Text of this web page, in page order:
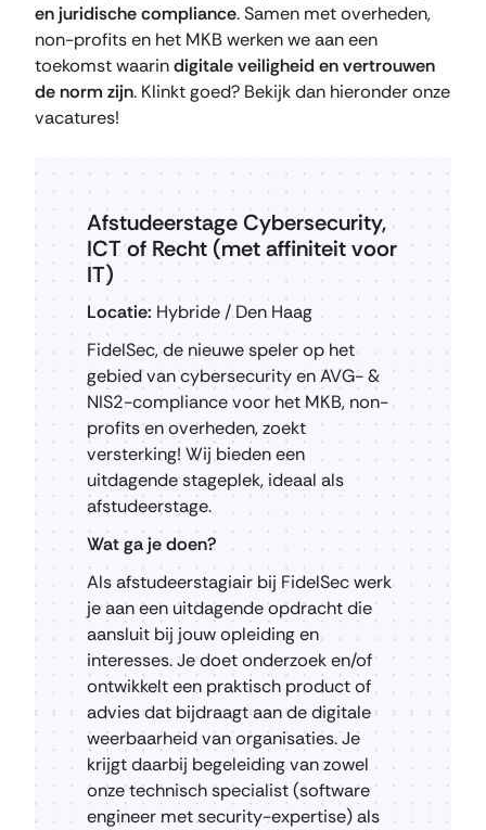
en juridische compliance. Samen met overheden,
non-profits en het MKB werken we aan een
toekomst waarindigitale veiligheid en vertrouwen
de norm zijn. Klinkt goed? Bekijk dan hieronder onze
vacatures!
Afstudeerstage Cybersecurity,
ICT of Recht (met affiniteit voor
IT)
Locatie: Hybride / Den Haag
FidelSec, de nieuwe speler op het
gebied van cybersecurity en AVG- &
NIS2-compliance voor het MKB, non-
profits en overheden, zoekt
versterking! Wij bieden een
uitdagende stageplek, ideaal als
afstudeerstage.
Wat ga je doen?
Als afstudeerstagiair bij FidelSec werk
je aan een uitdagende opdracht die
aansluit bij jouw opleiding en
interesses. Je doet onderzoek en/of
ontwikkelt een praktisch product of
advies dat bijdraagt aan de digitale
weerbaarheid van organisaties. Je
krijgt daarbij begeleiding van zowel
onze technisch specialist (software
engineer met security-expertise) als